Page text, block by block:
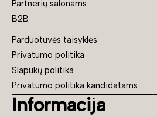
Partnerių salonams
B2B
Parduotuvės taisyklės
Privatumo politika
Slapukų politika
Privatumo politika kandidatams
Informacija